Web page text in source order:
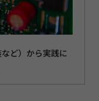
ど）から実践に